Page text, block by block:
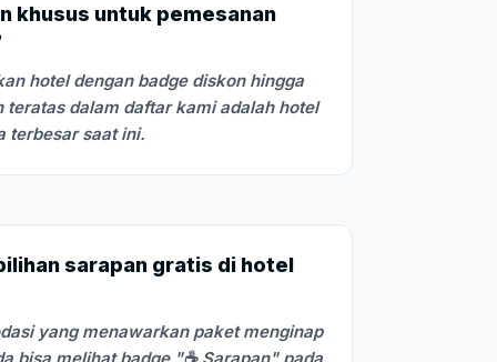
khusus untuk pemesanan
hotel dengan badge diskon hingga
teratas dalam daftar kami adalah hotel
terbesar saat ini.
sarapan gratis di hotel
yang menawarkan paket menginap